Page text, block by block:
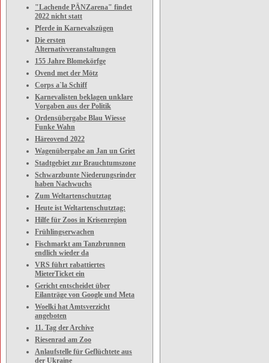
"Lachende PÄNZarena" findet
2022 nicht statt
Pferde in Karnevalszügen
Die ersten
Alternativveranstaltungen
155 Jahre Blomekörfge
Ovend met der Mötz
Corps a`la Schiff
Karnevalisten beklagen unklare
Vorgaben aus der Politik
Ordensübergabe Blau Wiesse
Funke Wahn
Häreovend 2022
Wagenübergabe an Jan un Griet
Stadtgebiet zur Brauchtumszone
Schwarzbunte Niederungsrinder
haben Nachwuchs
Zum Weltartenschutztag
Heute ist Weltartenschutztag:
Hilfe für Zoos in Krisenregion
Frühlingserwachen
Fischmarkt am Tanzbrunnen
endlich wieder da
VRS führt rabattiertes
MieterTicket ein
Gericht entscheidet über
Eilanträge von Google und Meta
Woelki hat Amtsverzicht
angeboten
11. Tag der Archive
Riesenrad am Zoo
Anlaufstelle für Geflüchtete aus
der Ukraine